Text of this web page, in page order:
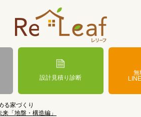
設計見積り診断
無
る家づくり
「地盤・構造編」